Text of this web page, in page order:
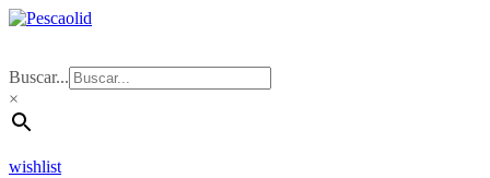
Buscar...
×
wishlist